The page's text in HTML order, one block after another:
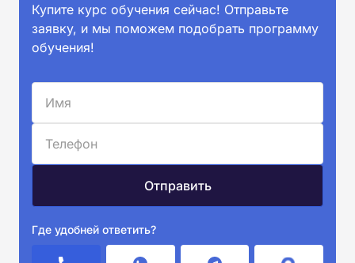
Купите курс обучения сейчас! Отправьте
заявку, и мы поможем подобрать программу
обучения!
Где удобней ответить?